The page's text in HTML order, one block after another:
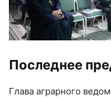
Последнее
Глава аграрного